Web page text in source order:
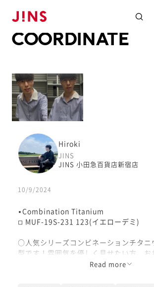
COORDINATE
Hiroki
JINS
JINS 小田急百貨店新宿店
10/9/2024
▪︎Combination Titanium
◽︎ MUF-19S-231 123(イエローデミ)
○人気シリーズコンビネーションチタニ
型です！雰囲気を優しく見せたい方、お
Read more